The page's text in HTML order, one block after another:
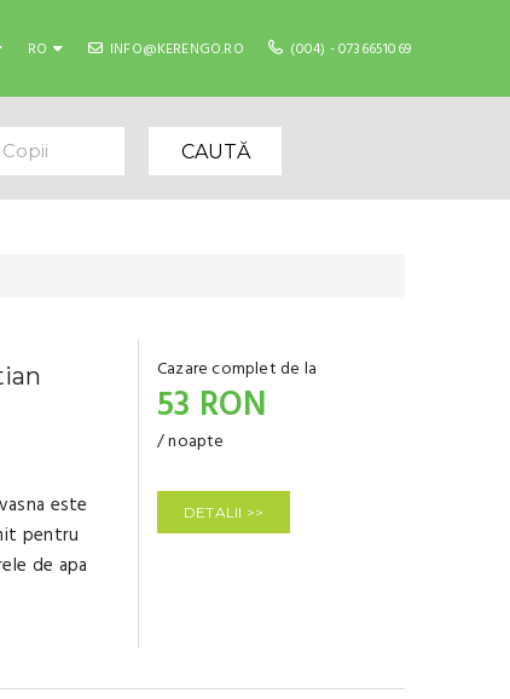
RO INFO@KERENGO.RO (004) - 0736651069
Copii CAUTĂ
este
pentru
de apa
Cazare complet de la
53 RON
/ noapte
DETALII >>